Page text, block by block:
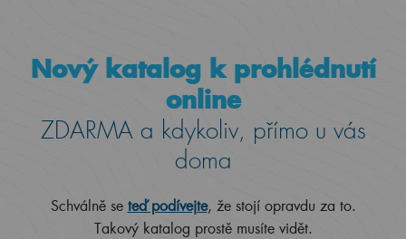
Nový katalog k prohlédnutí
online
ZDARMA a kdykoliv, přímo u vás
doma
Schválně se teď podívejte, že stojí opravdu za to.
Takový katalog prostě musíte vidět.